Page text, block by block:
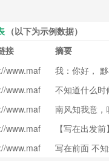
（以下为示例数据）
接
摘要
www.maf
我：你好，
总是不知如
次带我来到
于 黟县 的印
www.maf
不知道什么时
孕前就惦记
点吧 前言 整
高铁 请假时
www.maf
南风知我意
西 ，这里被
源 ，其余都
绝处，无梦到
www.maf
【写在出发
县 时 雷电和
www.maf
写在前面 不